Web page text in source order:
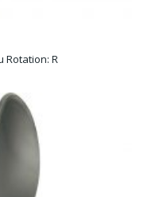
Rotation: R